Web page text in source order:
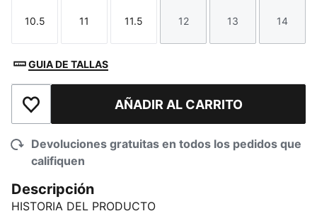
Talla
10.5
Talla
11
Talla
11.5
Talla
12
Talla
13
Talla
14
GUIA DE TALLAS
Añadir a la lista de deseosAÑADIR AL CARRITO
Devoluciones gratuitas en todos los pedidos que
califiquen
Descripción
HISTORIA DEL PRODUCTO